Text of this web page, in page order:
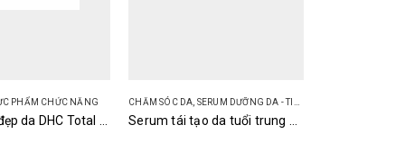
PHẨM CHỨC NĂNG CHĂM SÓC DA SERUM DƯỠNG DA - TINH CHẤT